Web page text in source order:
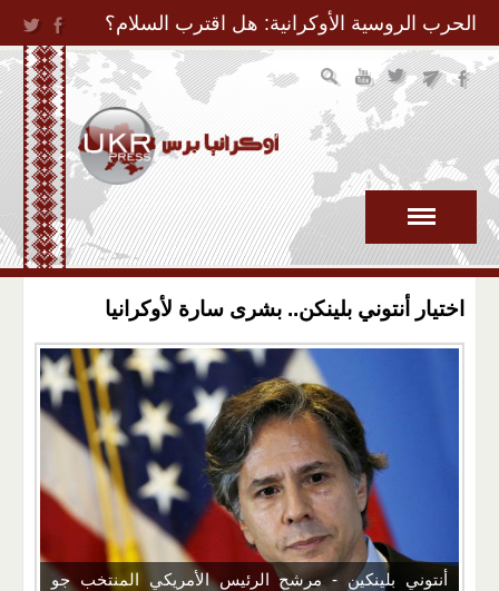
Jump to Navigation
الحرب الروسية الأوكرانية: هل اقترب السلام؟
اختيار أنتوني بلينكن.. بشرى سارة لأوكرانيا
أنتوني بلينكين - مرشح الرئيس الأمريكي المنتخب جو